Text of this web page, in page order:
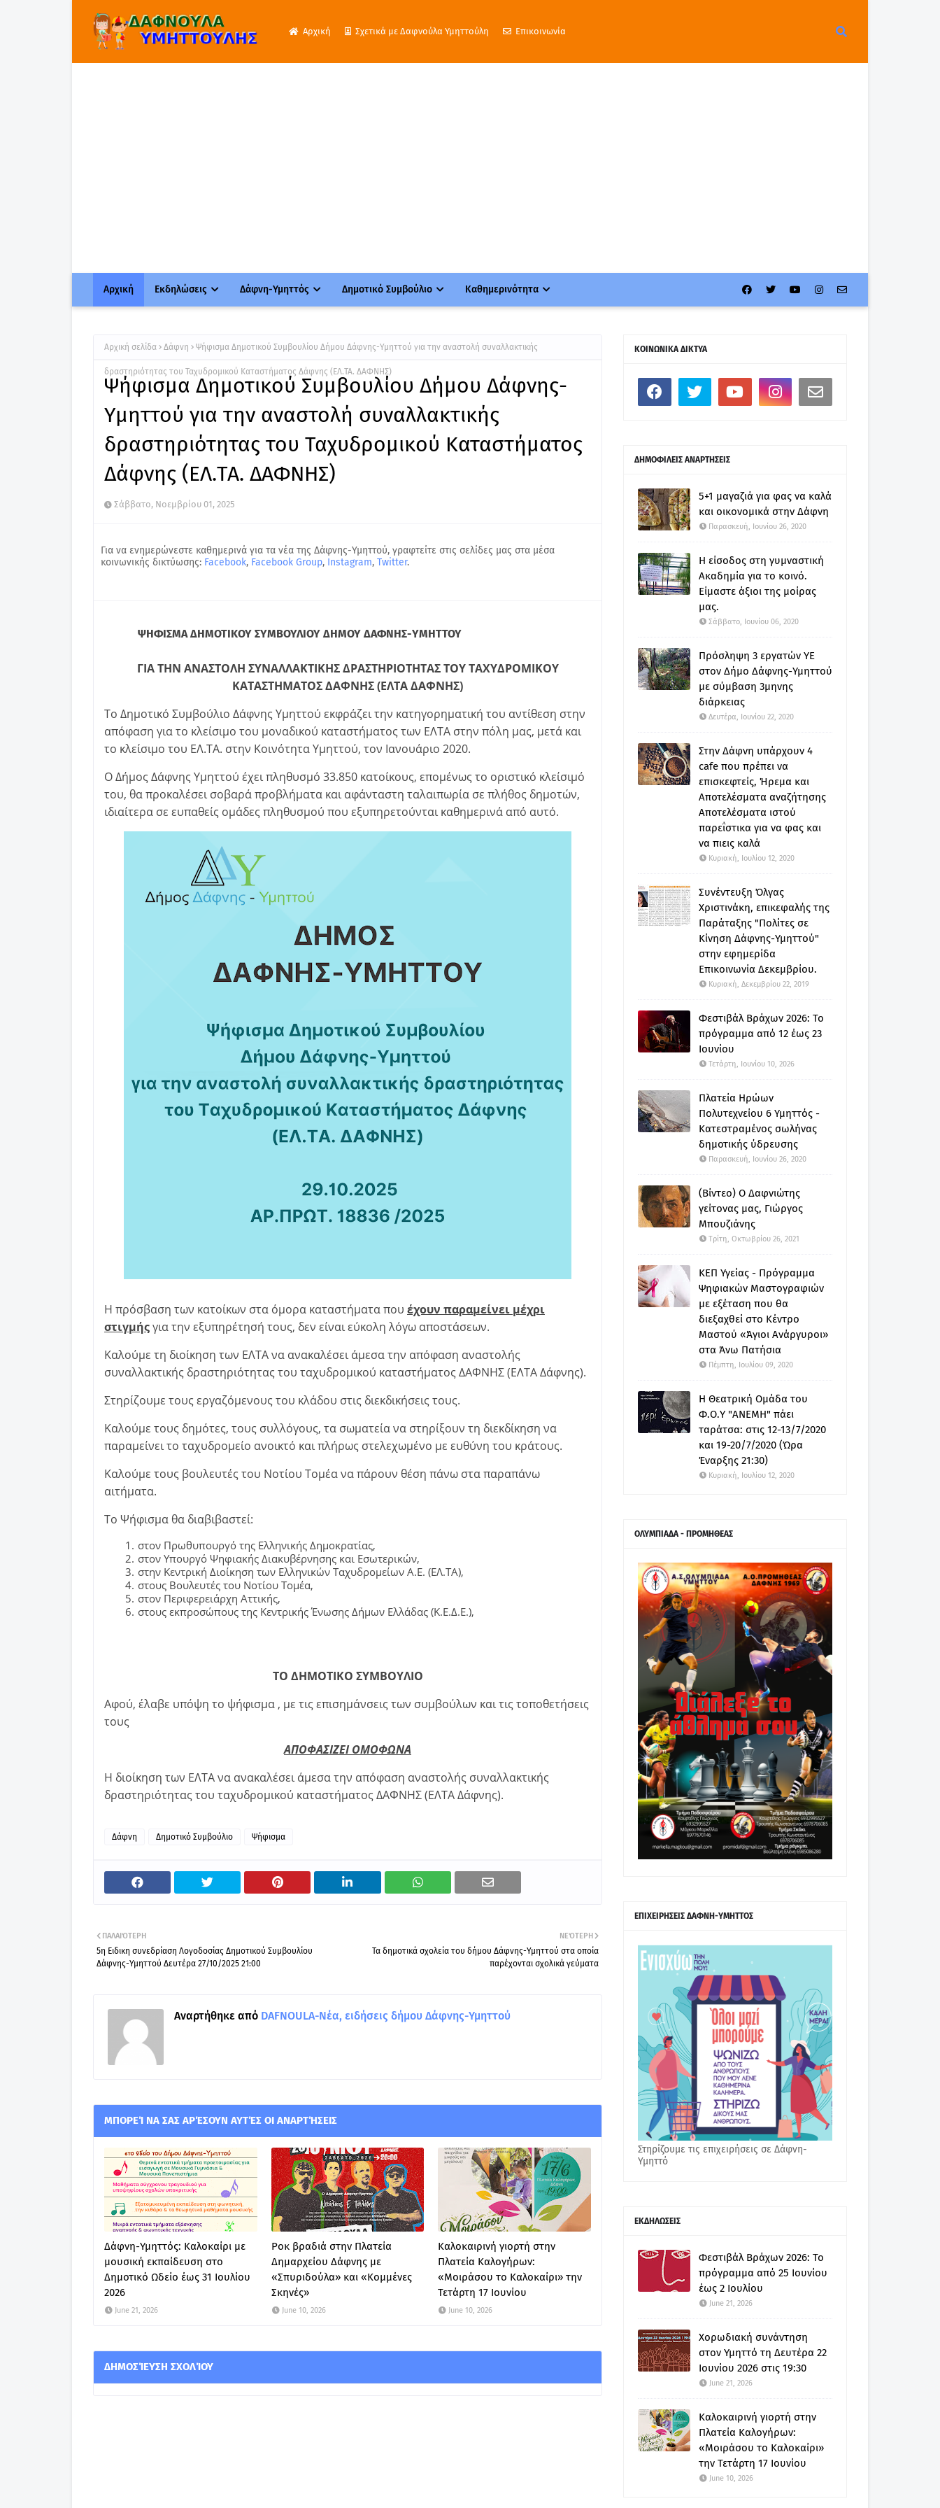
Αρχική Σχετικά με Δαφνούλα Υμηττούλη Επικοινωνία
Αρχική Εκδηλώσεις Δάφνη-Υμηττός Δημοτικό Συμβούλιο Καθημερινότητα
Αρχική σελίδα Δάφνη Ψήφισμα Δημοτικού Συμβουλίου Δήμου Δάφνης-Υμηττού για την αναστολή συναλλακτικής
δραστηριότητας του Ταχυδρομικού Καταστήματος Δάφνης (ΕΛ.ΤΑ. ΔΑΦΝΗΣ)
Ψήφισμα Δημοτικού Συμβουλίου Δήμου Δάφνης-
Υμηττού για την αναστολή συναλλακτικής
δραστηριότητας του Ταχυδρομικού Καταστήματος
Δάφνης (ΕΛ.ΤΑ. ΔΑΦΝΗΣ)
Σάββατο, Νοεμβρίου 01, 2025
Για να ενημερώνεστε καθημερινά για τα νέα της Δάφνης-Υμηττού, γραφτείτε στις σελίδες μας στα μέσα
κοινωνικής δικτύωσης: Facebook, Facebook Group, Instagram, Twitter.
ΨΗΦΙΣΜΑ ΔΗΜΟΤΙΚΟΥ ΣΥΜΒΟΥΛΙΟΥ ΔΗΜΟΥ ΔΑΦΝΗΣ-ΥΜΗΤΤΟΥ
ΓΙΑ ΤΗΝ ΑΝΑΣΤΟΛΗ ΣΥΝΑΛΛΑΚΤΙΚΗΣ ΔΡΑΣΤΗΡΙΟΤΗΤΑΣ ΤΟΥ ΤΑΧΥΔΡΟΜΙΚΟΥ
ΚΑΤΑΣΤΗΜΑΤΟΣ ΔΑΦΝΗΣ (ΕΛΤΑ ΔΑΦΝΗΣ)
Το Δημοτικό Συμβούλιο Δάφνης Υμηττού εκφράζει την κατηγορηματική του αντίθεση στην
απόφαση για το κλείσιμο του μοναδικού καταστήματος των ΕΛΤΑ στην πόλη μας, μετά και
το κλείσιμο του ΕΛ.ΤΑ. στην Κοινότητα Υμηττού, τον Ιανουάριο 2020.
Ο Δήμος Δάφνης Υμηττού έχει πληθυσμό 33.850 κατοίκους, επομένως το οριστικό κλείσιμό
του, θα προκαλέσει σοβαρά προβλήματα και αφάνταστη ταλαιπωρία σε πλήθος δημοτών,
ιδιαίτερα σε ευπαθείς ομάδες πληθυσμού που εξυπηρετούνται καθημερινά από αυτό.
Η πρόσβαση των κατοίκων στα όμορα καταστήματα που έχουν παραμείνει μέχρι
στιγμήςγια την εξυπηρέτησή τους, δεν είναι εύκολη λόγω αποστάσεων.
Καλούμε τη διοίκηση των ΕΛΤΑ να ανακαλέσει άμεσα την απόφαση αναστολής
συναλλακτικής δραστηριότητας του ταχυδρομικού καταστήματος ΔΑΦΝΗΣ (ΕΛΤΑ Δάφνης).
Στηρίζουμε τους εργαζόμενους του κλάδου στις διεκδικήσεις τους.
Καλούμε τους δημότες, τους συλλόγους, τα σωματεία να στηρίξουν τη διεκδίκηση να
παραμείνει το ταχυδρομείο ανοικτό και πλήρως στελεχωμένο με ευθύνη του κράτους.
Καλούμε τους βουλευτές του Νοτίου Τομέα να πάρουν θέση πάνω στα παραπάνω
αιτήματα.
Το Ψήφισμα θα διαβιβαστεί:
στον Πρωθυπουργό της Ελληνικής Δημοκρατίας,
στον Υπουργό Ψηφιακής Διακυβέρνησης και Εσωτερικών,
στην Κεντρική Διοίκηση των Ελληνικών Ταχυδρομείων Α.Ε. (ΕΛ.ΤΑ),
στους Βουλευτές του Νοτίου Τομέα,
στον Περιφερειάρχη Αττικής,
στους εκπροσώπους της Κεντρικής Ένωσης Δήμων Ελλάδας (Κ.Ε.Δ.Ε.),
ΤΟ ΔΗΜΟΤΙΚΟ ΣΥΜΒΟΥΛΙΟ
Αφού, έλαβε υπόψη το ψήφισμα , με τις επισημάνσεις των συμβούλων και τις τοποθετήσεις
τους
ΑΠΟΦΑΣΙΖΕΙ ΟΜΟΦΩΝΑ
Η διοίκηση των ΕΛΤΑ να ανακαλέσει άμεσα την απόφαση αναστολής συναλλακτικής
δραστηριότητας του ταχυδρομικού καταστήματος ΔΑΦΝΗΣ (ΕΛΤΑ Δάφνης).
Δάφνη Δημοτικό Συμβούλιο Ψήφισμα
ΝΕΌΤΕΡΗ
Τα δημοτικά σχολεία του δήμου Δάφνης-Υμηττού στα οποία
παρέχονται σχολικά γεύματα
ΠΑΛΑΙΌΤΕΡΗ
5η Ειδικη συνεδρίαση Λογοδοσίας Δημοτικού Συμβουλίου
Δάφνης-Υμηττού Δευτέρα 27/10/2025 21:00
Αναρτήθηκε από DAFNOULA-Νέα, ειδήσεις δήμου Δάφνης-Υμηττού
ΜΠΟΡΕΊ ΝΑ ΣΑΣ ΑΡΈΣΟΥΝ ΑΥΤΈΣ ΟΙ ΑΝΑΡΤΉΣΕΙΣ
Δάφνη-Υμηττός: Καλοκαίρι με
μουσική εκπαίδευση στο
Δημοτικό Ωδείο έως 31 Ιουλίου
2026
June 21, 2026
Ροκ βραδιά στην Πλατεία
Δημαρχείου Δάφνης με
«Σπυριδούλα» και «Κομμένες
Σκηνές»
June 10, 2026
Καλοκαιρινή γιορτή στην
Πλατεία Καλογήρων:
«Μοιράσου το Καλοκαίρι» την
Τετάρτη 17 Ιουνίου
June 10, 2026
ΔΗΜΟΣΊΕΥΣΗ ΣΧΟΛΊΟΥ
ΚΟΙΝΩΝΙΚΑ ΔΙΚΤΥΑ
ΔΗΜΟΦΙΛΕΙΣ ΑΝΑΡΤΗΣΕΙΣ
5+1 μαγαζιά για φας να καλά
και οικονομικά στην Δάφνη
Παρασκευή, Ιουνίου 26, 2020
Η είσοδος στη γυμναστική
Ακαδημία για το κοινό.
Είμαστε άξιοι της μοίρας
μας.
Σάββατο, Ιουνίου 06, 2020
Πρόσληψη 3 εργατών ΥΕ
στον Δήμο Δάφνης-Υμηττού
με σύμβαση 3μηνης
διάρκειας
Δευτέρα, Ιουνίου 22, 2020
Στην Δάφνη υπάρχουν 4
cafe που πρέπει να
επισκεφτείς, Ήρεμα και
Αποτελέσματα αναζήτησης
Αποτελέσματα ιστού
παρεΐστικα για να φας και
να πιεις καλά
Κυριακή, Ιουλίου 12, 2020
Συνέντευξη Όλγας
Χριστινάκη, επικεφαλής της
Παράταξης "Πολίτες σε
Κίνηση Δάφνης-Υμηττού"
στην εφημερίδα
Επικοινωνία Δεκεμβρίου.
Κυριακή, Δεκεμβρίου 22, 2019
Φεστιβάλ Βράχων 2026: Το
πρόγραμμα από 12 έως 23
Ιουνίου
Τετάρτη, Ιουνίου 10, 2026
Πλατεία Ηρώων
Πολυτεχνείου 6 Υμηττός -
Κατεστραμένος σωλήνας
δημοτικής ύδρευσης
Παρασκευή, Ιουνίου 26, 2020
(Βίντεο) Ο Δαφνιώτης
γείτονας μας, Γιώργος
Μπουζιάνης
Τρίτη, Οκτωβρίου 26, 2021
ΚΕΠ Υγείας - Πρόγραμμα
Ψηφιακών Μαστογραφιών
με εξέταση που θα
διεξαχθεί στο Κέντρο
Μαστού «Άγιοι Ανάργυροι»
στα Άνω Πατήσια
Πέμπτη, Ιουλίου 09, 2020
Η Θεατρική Ομάδα του
Φ.Ο.Υ "ΑΝΕΜΗ" πάει
ταράτσα: στις 12-13/7/2020
και 19-20/7/2020 (Ώρα
Έναρξης 21:30)
Κυριακή, Ιουλίου 12, 2020
ΟΛΥΜΠΙΑΔΑ - ΠΡΟΜΗΘΕΑΣ
ΕΠΙΧΕΙΡΗΣΕΙΣ ΔΑΦΝΗ-ΥΜΗΤΤΟΣ
Στηρίζουμε τις επιχειρήσεις σε Δάφνη-
Υμηττό
ΕΚΔΗΛΩΣΕΙΣ
Φεστιβάλ Βράχων 2026: Το
πρόγραμμα από 25 Ιουνίου
έως 2 Ιουλίου
June 21, 2026
Χορωδιακή συνάντηση
στον Υμηττό τη Δευτέρα 22
Ιουνίου 2026 στις 19:30
June 21, 2026
Καλοκαιρινή γιορτή στην
Πλατεία Καλογήρων:
«Μοιράσου το Καλοκαίρι»
την Τετάρτη 17 Ιουνίου
June 10, 2026